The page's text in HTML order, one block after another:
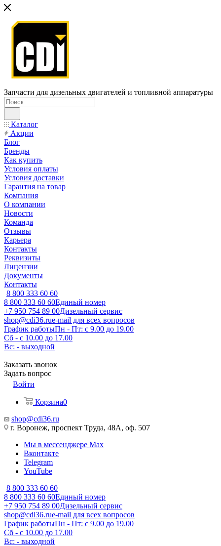
Запчасти для дизельных двигателей и топливной аппаратуры
Каталог
Акции
Блог
Бренды
Как купить
Условия оплаты
Условия доставки
Гарантия на товар
Компания
О компании
Новости
Команда
Отзывы
Карьера
Контакты
Реквизиты
Лицензии
Документы
Контакты
8 800 333 60 60
8 800 333 60 60Единый номер
+7 950 754 89 00Дизельный сервис
shop@cdi36.rue-mail для всех вопросов
График работыПн - Пт: с 9.00 до 19.00
Сб - с 10.00 до 17.00
Вс: - выходной
Заказать звонок
Задать вопрос
Войти
Корзина0
shop@cdi36.ru
г. Воронеж, проспект Труда, 48А, оф. 507
Мы в мессенджере Max
Вконтакте
Telegram
YouTube
8 800 333 60 60
8 800 333 60 60Единый номер
+7 950 754 89 00Дизельный сервис
shop@cdi36.rue-mail для всех вопросов
График работыПн - Пт: с 9.00 до 19.00
Сб - с 10.00 до 17.00
Вс: - выходной